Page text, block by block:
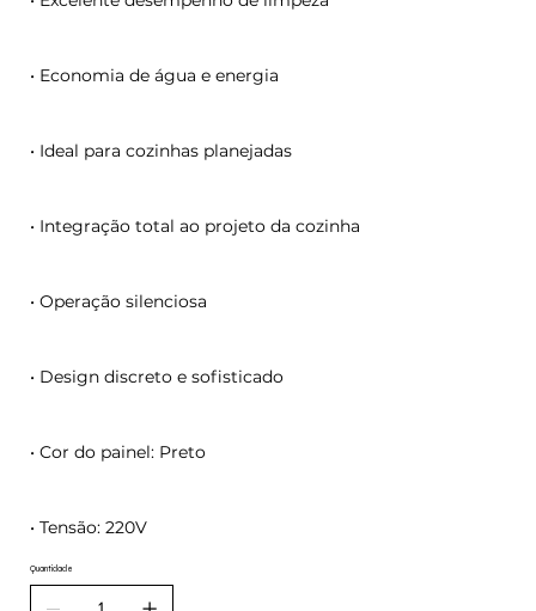
• Economia de água e energia
• Ideal para cozinhas planejadas
• Integração total ao projeto da cozinha
• Operação silenciosa
• Design discreto e sofisticado
• Cor do painel: Preto
• Tensão: 220V
Quantidade